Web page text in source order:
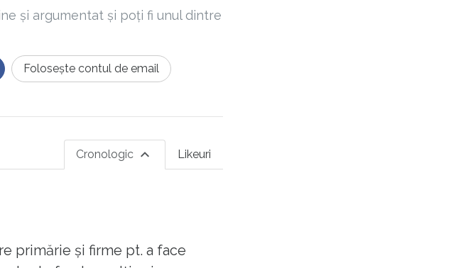
și argumentat și poți fi unul dintre
Folosește contul de email
Likeuri
Cronologic
primărie și firme pt. a face